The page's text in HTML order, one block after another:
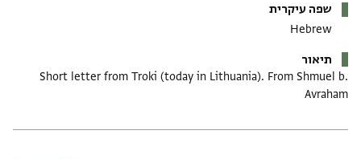
שפה עיקרית
Hebrew
תיאור
Short letter from Troki (today in Lithuania). From Shmuel b.
Avraham